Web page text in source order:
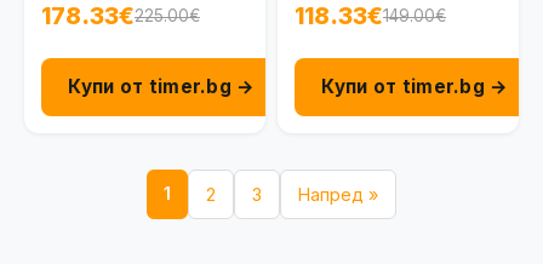
178.33€225.00€
Купи от timer.bg →
118.33€149.00€
Купи от timer.bg →
1 2 3 Напред »